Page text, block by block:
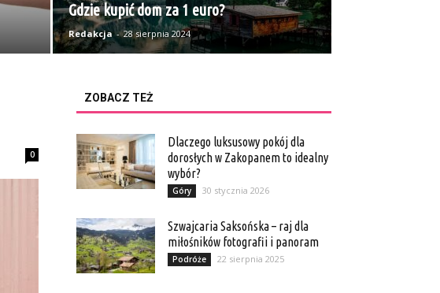
Gdzie kupić dom za 1 euro?
Redakcja - 28 sierpnia 2024
0
ZOBACZ TEŻ
Dlaczego luksusowy pokój dla
dorosłych w Zakopanem to idealny
wybór?
Góry 30 stycznia 2026
Szwajcaria Saksońska – raj dla
miłośników fotografii i panoram
Podróże 22 sierpnia 2025